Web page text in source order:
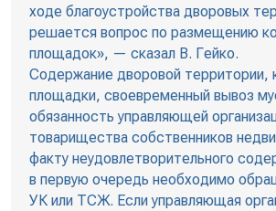
ходе благоустройства дворовых
решается вопрос по размещению
площадок», — сказал В. Гейко.
Содержание дворовой территории,
площадки, своевременный вывоз
обязанность управляющей
товарищества собственников
факту неудовлетворительного
в первую очередь необходимо
УК или ТСЖ. Если управляющая